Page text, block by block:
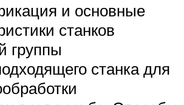
и основные
станков
группы
станка для